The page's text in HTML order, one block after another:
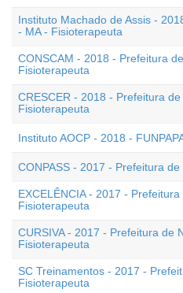
Instituto Machado de Assis -
- MA - Fisioterapeuta
CONSCAM - 2018 - Prefeitura
Fisioterapeuta
CRESCER - 2018 - Prefeitura
Fisioterapeuta
Instituto AOCP - 2018 -
CONPASS - 2017 - Prefeitura
EXCELÊNCIA - 2017 -
Fisioterapeuta
CURSIVA - 2017 - Prefeitura de
Fisioterapeuta
SC Treinamentos - 2017 -
Fisioterapeuta